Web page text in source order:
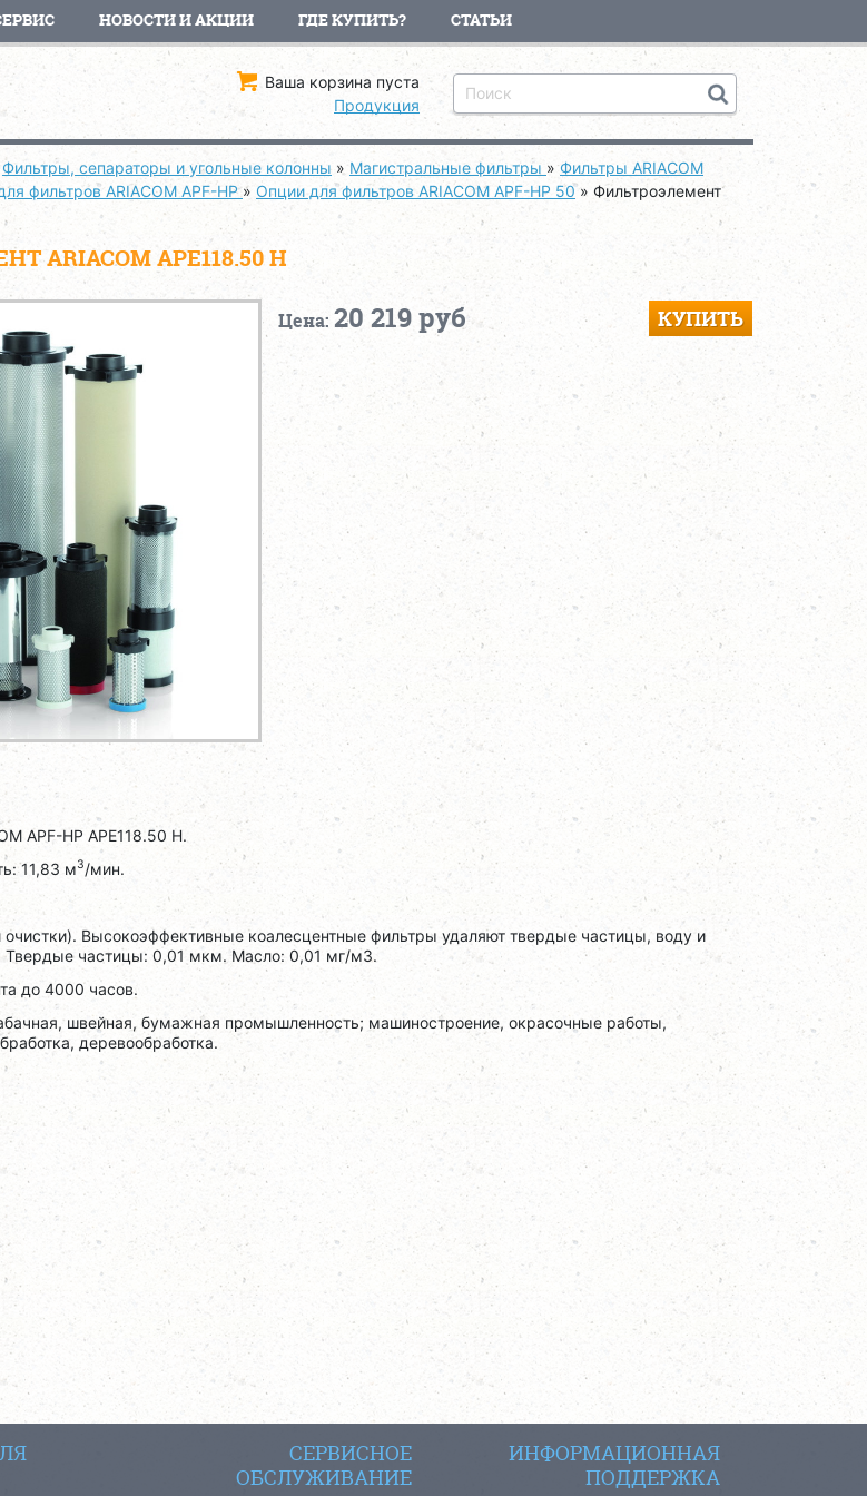
НОВОСТИ И АКЦИИ ГДЕ КУПИТЬ? СТАТЬИ
Ваша корзина пуста
Продукция
Фильтры, сепараторы и угольные колонны » Магистральные фильтры »Фильтры ARIACOM
фильтров ARIACOM APF-HP» Опции для фильтров ARIACOM APF-HP 50» Фильтроэлемент
ARIACOM APE118.50 H
Цена: 20 219 руб КУПИТЬ
APF-HP APE118.50 H.
11,83 м3/мин.
очистки). Высокоэффективные коалесцентные фильтры удаляют твердые частицы, воду и
Твердые частицы: 0,01 мкм. Масло: 0,01 мг/м3.
до 4000 часов.
швейная, бумажная промышленность; машиностроение, окрасочные работы,
деревообработка.
СЕРВИСНОЕ
ОБСЛУЖИВАНИЕ
ИНФОРМАЦИОННАЯ
ПОДДЕРЖКА